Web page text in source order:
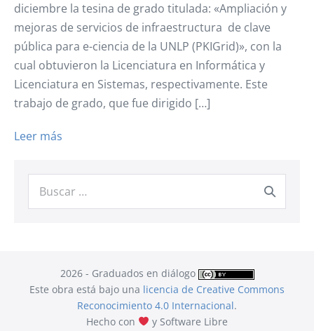
diciembre la tesina de grado titulada: «Ampliación y
mejoras de servicios de infraestructura de clave
pública para e-ciencia de la UNLP (PKIGrid)», con la
cual obtuvieron la Licenciatura en Informática y
Licenciatura en Sistemas, respectivamente. Este
trabajo de grado, que fue dirigido […]
Leer más
y
Juan
Manuel
la
Licenciatura
Informática
2026 - Graduados en diálogo
Este obra está bajo una licencia de Creative Commons
Reconocimiento 4.0 Internacional.
Hecho con
y Software Libre